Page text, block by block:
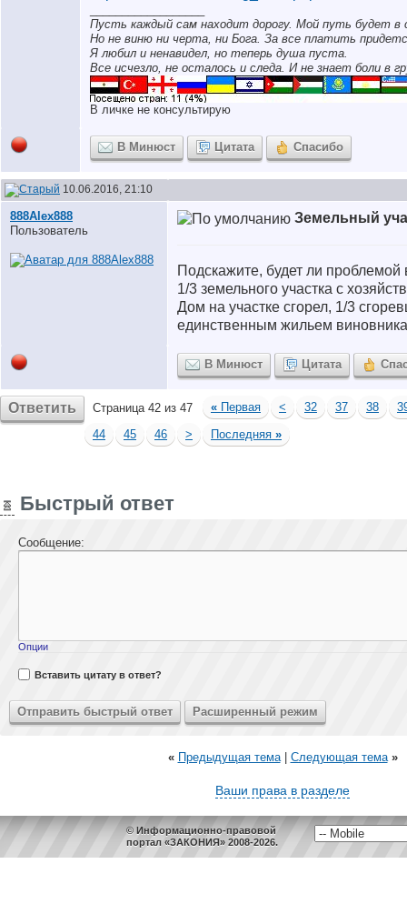
Пусть каждый сам находит дорогу. Мой путь будет в
Но не виню ни черта, ни Бога. За все платить
Я любил и ненавидел, но теперь душа пуста.
Все исчезло, не осталось и следа. И не знает боли в
В личке не консультирую
В Минюст Цитата Спасибо
10.06.2016, 21:10
888Alex888
Пользователь
Земельный
Подскажите, будет ли проблемой
1/3 земельного участка с
Дом на участке сгорел, 1/3
единственным жильем
В Минюст Цитата
Ответить Страница 42 из 47 « Первая < 32 37 38
44
45 46 > Последняя »
Быстрый ответ
Сообщение:
Опции
Вставить цитату в ответ?
« Предыдущая тема| Следующая тема »
Ваши права в разделе
© Информационно-правовой
портал «ЗАКОНИЯ» 2008-2026.